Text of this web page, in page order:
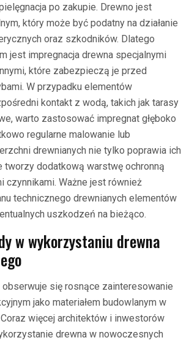
po zakupie. Drewno jest
który może być podatny na działanie
oraz szkodników. Dlatego
jest impregnacja drewna specjalnymi
które zabezpieczą je przed
W przypadku elementów
kontakt z wodą, takich jak tarasy
warto zastosować impregnat głęboko
regularne malowanie lub
drewnianych nie tylko poprawia ich
tworzy dodatkową warstwę ochronną
czynnikami. Ważne jest również
technicznego drewnianych elementów
uszkodzeń na bieżąco.
w wykorzystaniu drewna
obserwuje się rosnące zainteresowanie
jako materiałem budowlanym w
więcej architektów i inwestorów
drewna w nowoczesnych